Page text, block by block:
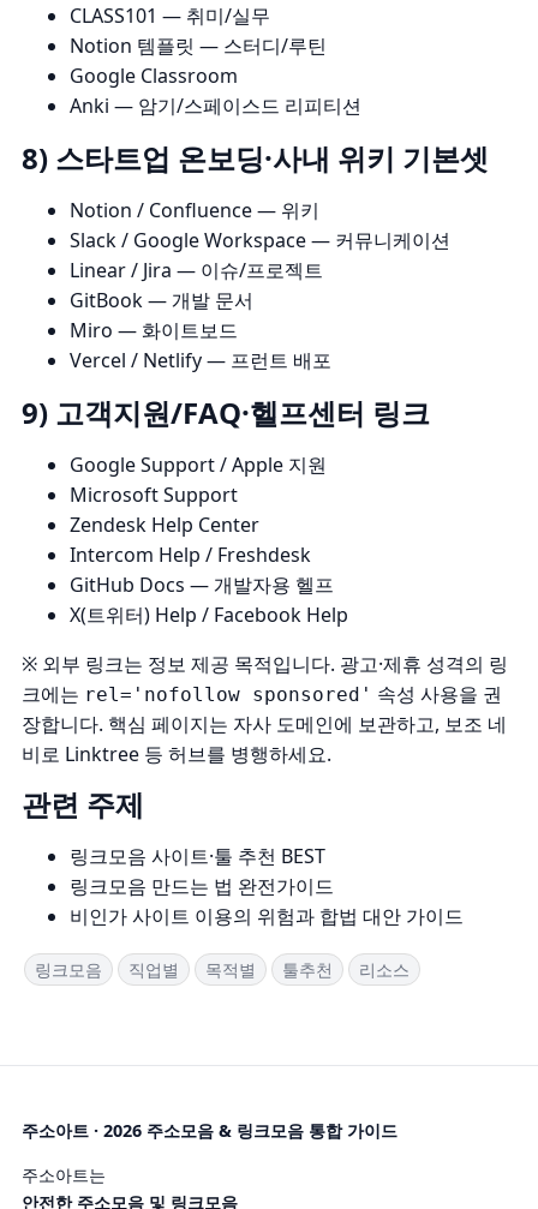
CLASS101 — 취미/실무
Notion 템플릿 — 스터디/루틴
Google Classroom
Anki — 암기/스페이스드 리피티션
8) 스타트업 온보딩·사내 위키 기본셋
Notion / Confluence— 위키
Slack/ Google Workspace— 커뮤니케이션
Linear/ Jira — 이슈/프로젝트
GitBook— 개발 문서
Miro — 화이트보드
Vercel / Netlify— 프런트 배포
9) 고객지원/FAQ·헬프센터 링크
Google Support/Apple 지원
Microsoft Support
Zendesk Help Center
Intercom Help / Freshdesk
GitHub Docs — 개발자용 헬프
X(트위터) Help / Facebook Help
※ 외부 링크는 정보 제공 목적입니다. 광고·제휴 성격의 링
크에는 rel='nofollow sponsored' 속성 사용을 권
장합니다. 핵심 페이지는 자사 도메인에 보관하고, 보조 네
비로 Linktree 등 허브를 병행하세요.
관련 주제
링크모음 사이트·툴 추천 BEST
링크모음 만드는 법 완전가이드
비인가 사이트 이용의 위험과 합법 대안 가이드
링크모음 직업별 목적별 툴추천 리소스
주소아트 · 2026 주소모음 & 링크모음 통합 가이드
주소아트는
안전한 주소모음 및 링크모음